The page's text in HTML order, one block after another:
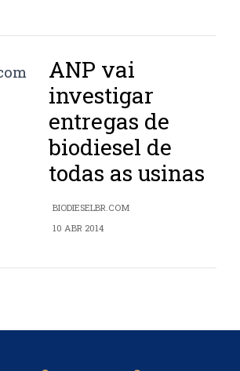
ANP vai
investigar
entregas de
biodiesel de
todas as usinas
BIODIESELBR.COM
10 ABR 2014